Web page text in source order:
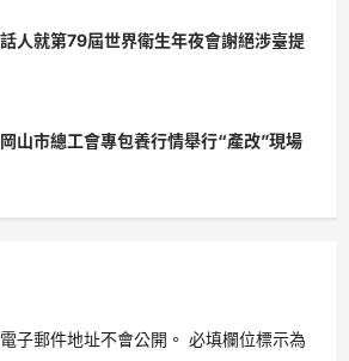
人就第79屆世界衛生年夜會謝絕涉臺提
山市總工會專包養行情舉行“產改”現場
子郵件地址不會公開。 必填欄位標示為